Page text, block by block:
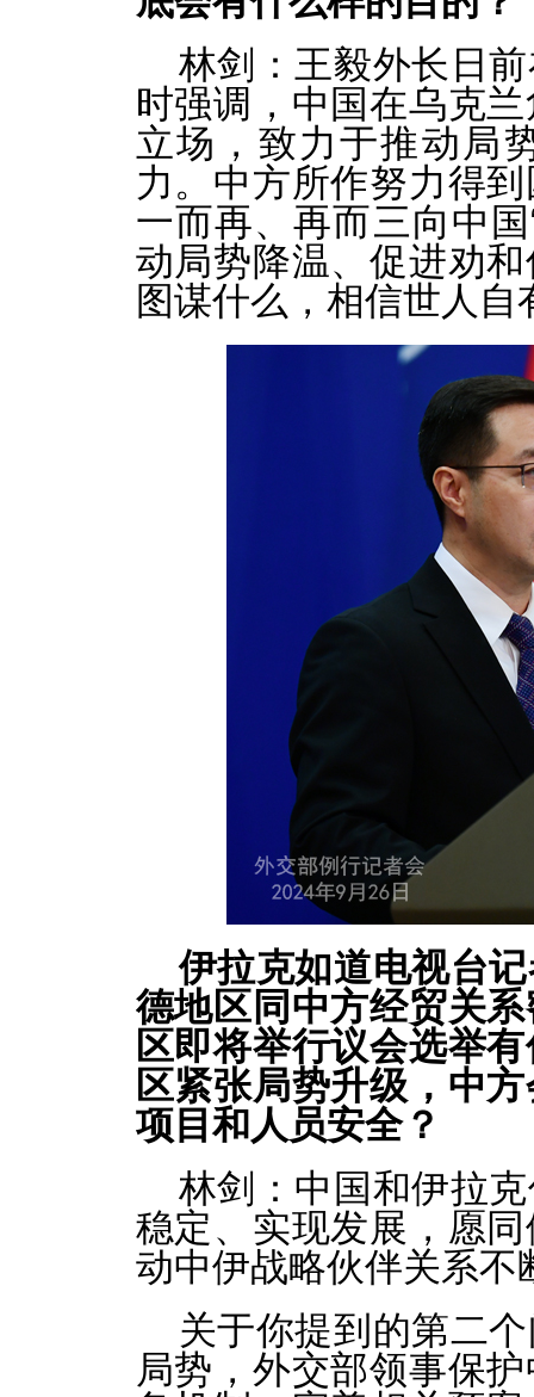
林剑：王毅外长日
时强调，中国在乌克
立场，致力于推动局
力。中方所作努力得
一而再、再而三向中
动局势降温、促进劝
图谋什么，相信世人自
伊拉克如道电视台
德地区同中方经贸关
区即将举行议会选举
区紧张局势升级，中
项目和人员安全？
林剑：中国和伊拉
稳定、实现发展，愿
动中伊战略伙伴关系不
关于你提到的第二
局势，外交部领事保